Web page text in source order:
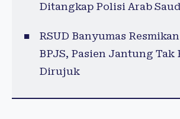
Ditangkap Polisi Arab
RSUD Banyumas
BPJS, Pasien Jantung Tak
Dirujuk